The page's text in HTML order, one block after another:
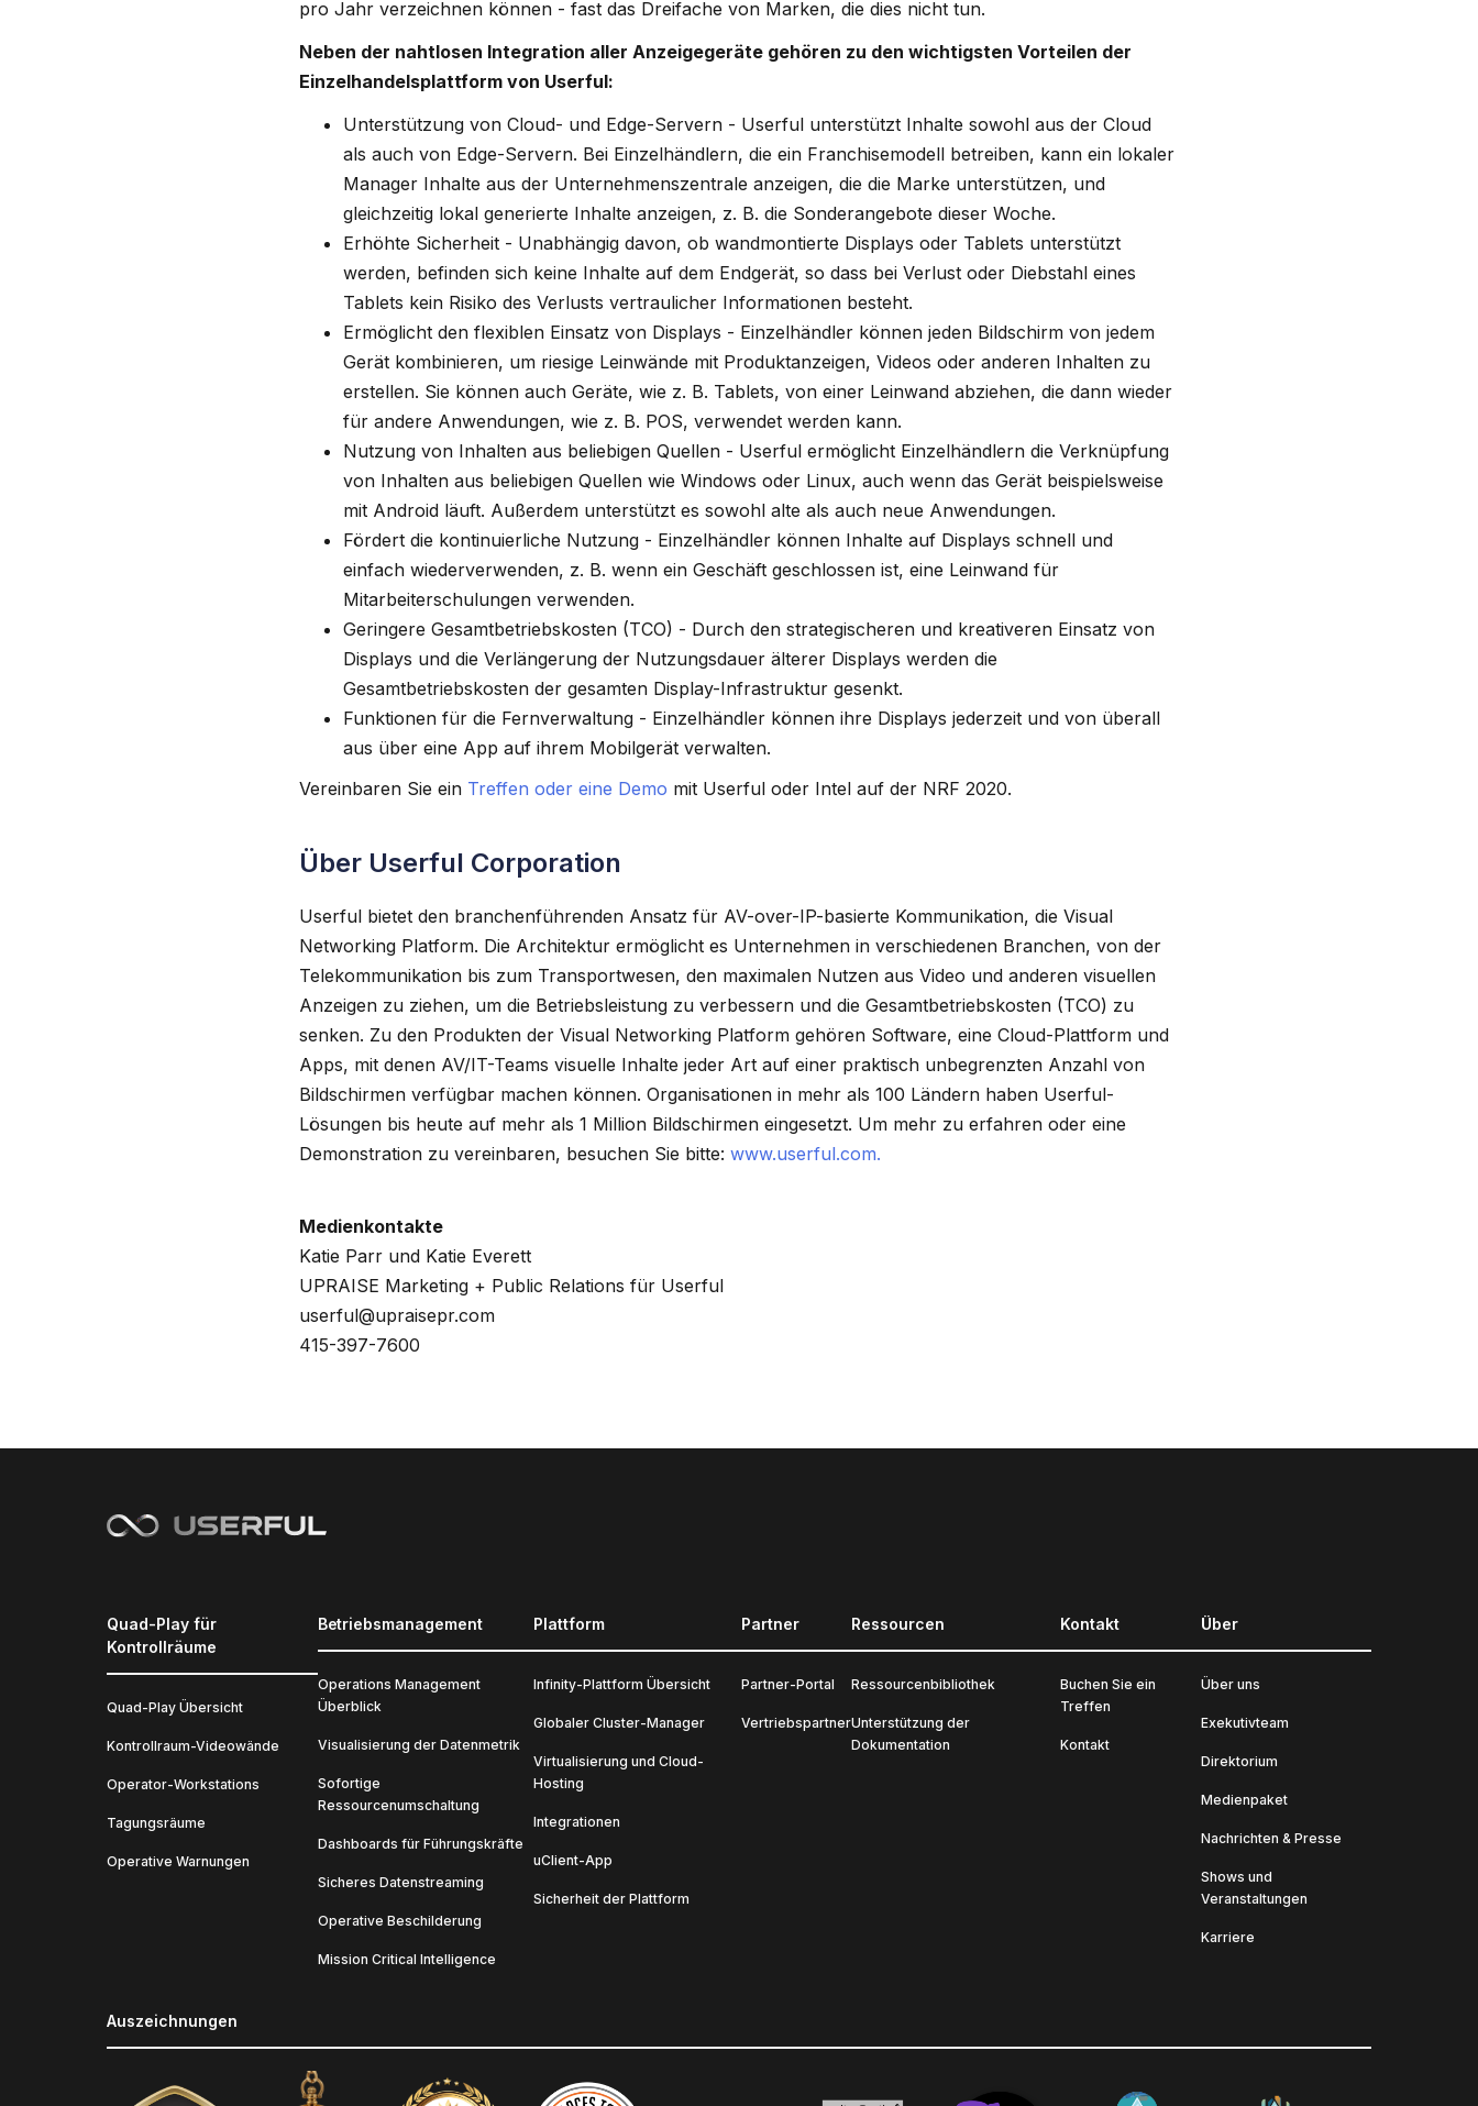
pro Jahr verzeichnen können - fast das Dreifache von Marken, die dies nicht tun.
Neben der nahtlosen Integration aller Anzeigegeräte gehören zu den wichtigsten Vorteilen der
Einzelhandelsplattform von Userful:
Unterstützung von Cloud- und Edge-Servern - Userful unterstützt Inhalte sowohl aus der Cloud
als auch von Edge-Servern. Bei Einzelhändlern, die ein Franchisemodell betreiben, kann ein lokaler
Manager Inhalte aus der Unternehmenszentrale anzeigen, die die Marke unterstützen, und
gleichzeitig lokal generierte Inhalte anzeigen, z. B. die Sonderangebote dieser Woche.
Erhöhte Sicherheit - Unabhängig davon, ob wandmontierte Displays oder Tablets unterstützt
werden, befinden sich keine Inhalte auf dem Endgerät, so dass bei Verlust oder Diebstahl eines
Tablets kein Risiko des Verlusts vertraulicher Informationen besteht.
Ermöglicht den flexiblen Einsatz von Displays - Einzelhändler können jeden Bildschirm von jedem
Gerät kombinieren, um riesige Leinwände mit Produktanzeigen, Videos oder anderen Inhalten zu
erstellen. Sie können auch Geräte, wie z. B. Tablets, von einer Leinwand abziehen, die dann wieder
für andere Anwendungen, wie z. B. POS, verwendet werden kann.
Nutzung von Inhalten aus beliebigen Quellen - Userful ermöglicht Einzelhändlern die Verknüpfung
von Inhalten aus beliebigen Quellen wie Windows oder Linux, auch wenn das Gerät beispielsweise
mit Android läuft. Außerdem unterstützt es sowohl alte als auch neue Anwendungen.
Fördert die kontinuierliche Nutzung - Einzelhändler können Inhalte auf Displays schnell und
einfach wiederverwenden, z. B. wenn ein Geschäft geschlossen ist, eine Leinwand für
Mitarbeiterschulungen verwenden.
Geringere Gesamtbetriebskosten (TCO) - Durch den strategischeren und kreativeren Einsatz von
Displays und die Verlängerung der Nutzungsdauer älterer Displays werden die
Gesamtbetriebskosten der gesamten Display-Infrastruktur gesenkt.
Funktionen für die Fernverwaltung - Einzelhändler können ihre Displays jederzeit und von überall
aus über eine App auf ihrem Mobilgerät verwalten.
Vereinbaren Sie ein Treffen oder eine Demo mit Userful oder Intel auf der NRF 2020.
Über Userful Corporation
Userful bietet den branchenführenden Ansatz für AV-over-IP-basierte Kommunikation, die Visual
Networking Platform. Die Architektur ermöglicht es Unternehmen in verschiedenen Branchen, von der
Telekommunikation bis zum Transportwesen, den maximalen Nutzen aus Video und anderen visuellen
Anzeigen zu ziehen, um die Betriebsleistung zu verbessern und die Gesamtbetriebskosten (TCO) zu
senken. Zu den Produkten der Visual Networking Platform gehören Software, eine Cloud-Plattform und
Apps, mit denen AV/IT-Teams visuelle Inhalte jeder Art auf einer praktisch unbegrenzten Anzahl von
Bildschirmen verfügbar machen können. Organisationen in mehr als 100 Ländern haben Userful-
Lösungen bis heute auf mehr als 1 Million Bildschirmen eingesetzt. Um mehr zu erfahren oder eine
Demonstration zu vereinbaren, besuchen Sie bitte: www.userful.com.
Medienkontakte
Katie Parr und Katie Everett
UPRAISE Marketing + Public Relations für Userful
userful@upraisepr.com
415-397-7600
Quad-Play für
Kontrollräume
Quad-Play Übersicht
Kontrollraum-Videowände
Operator-Workstations
Tagungsräume
Operative Warnungen
Betriebsmanagement
Operations Management
Überblick
Visualisierung der Datenmetrik
Sofortige
Ressourcenumschaltung
Dashboards für Führungskräfte
Sicheres Datenstreaming
Operative Beschilderung
Mission Critical Intelligence
Plattform
Infinity-Plattform Übersicht
Globaler Cluster-Manager
Virtualisierung und Cloud-
Hosting
Integrationen
uClient-App
Sicherheit der Plattform
Partner
Partner-Portal
Vertriebspartner
Ressourcen
Ressourcenbibliothek
Unterstützung der
Dokumentation
Kontakt
Buchen Sie ein
Treffen
Kontakt
Über
Über uns
Exekutivteam
Direktorium
Medienpaket
Nachrichten & Presse
Shows und
Veranstaltungen
Karriere
Auszeichnungen